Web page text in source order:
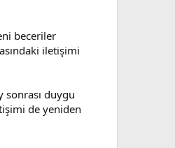
beceriler
iletişimi
duygu
de yeniden